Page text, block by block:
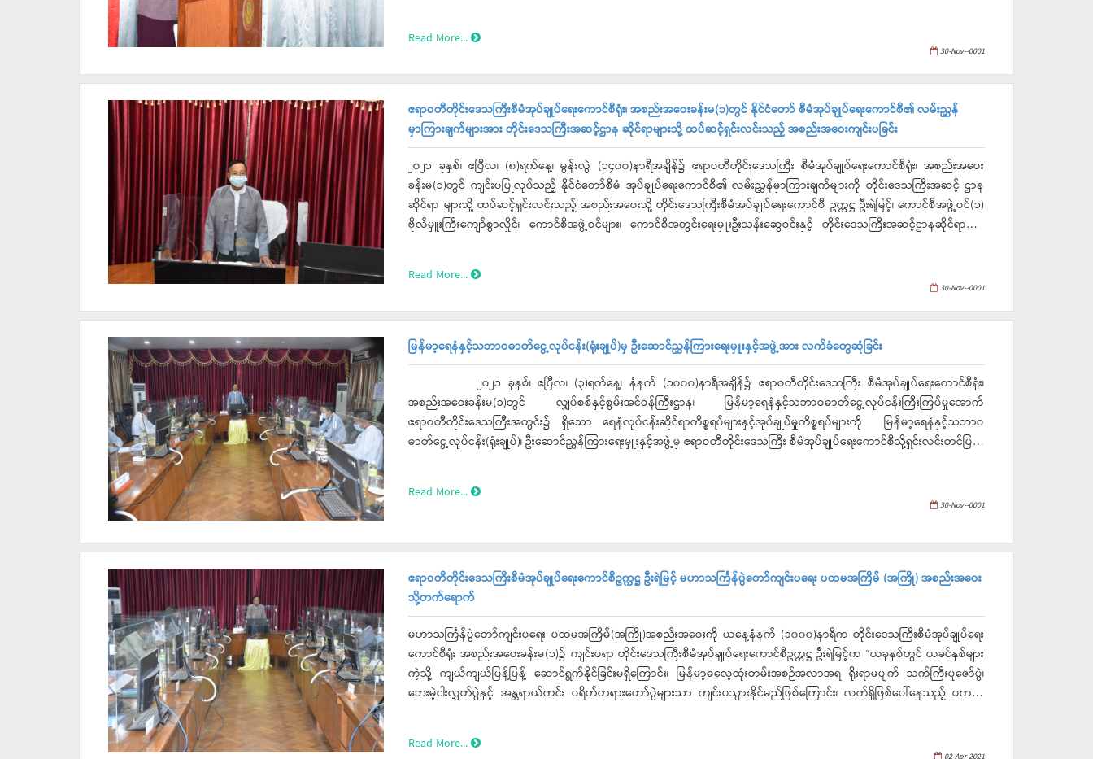
ကျန်းမာရေးဝန်ထမ်းများထံသို့ ပေးအပ်ခဲ့ပါသည်။ ကျန်းမာရေးဝန်ထမ်း(၂၀၅)ဦးအား (၁)ဦးလျှင် ငွေကျပ်(၁၅၈၀ဝိ/-) တန်ဖိုးရှိ
ထောင်ကျပ်)ဖြစ်ကြောင်း သတင်းရရှိပါသည်။
Read More...
30-Nov--0001
ဧရာဝတီတိုင်းဒေသကြီးစီမံအုပ်ချုပ်ရေးကောင်စီရုံး၊ အစည်းအဝေးခန်းမ(၁)တွင် နိုင်ငံတော် စီမံအုပ်ချုပ်ရေးကောင်စီ၏ လမ်းညွှန်
မှာကြားချက်များအား တိုင်းဒေသကြီးအဆင့်ဌာန ဆိုင်ရာများသို့ ထပ်ဆင့်ရှင်းလင်းသည့် အစည်းအဝေးကျင်းပခြင်း
၂၀၂၁ ခုနှစ်၊ ဧပြီလ၊ (၈)ရက်နေ့၊ မွန်းလွဲ (၁၄၀၀)နာရီအချိန်၌ ဧရာဝတီတိုင်းဒေသကြီး စီမံအုပ်ချုပ်ရေးကောင်စီရုံး၊ အစည်းအဝေး
ခန်းမ(၁)တွင် ကျင်းပပြုလုပ်သည့် နိုင်ငံတော်စီမံ အုပ်ချုပ်ရေးကောင်စီ၏ လမ်းညွှန်မှာကြားချက်များကို တိုင်းဒေသကြီးအဆင့် ဌာန
ဆိုင်ရာ များသို့ ထပ်ဆင့်ရှင်းလင်းသည့် အစည်းအဝေးသို့ တိုင်းဒေသကြီးစီမံအုပ်ချုပ်ရေးကောင်စီ ဥက္ကဋ္ဌ ဦးရဲမြင့်၊ ကောင်စီအဖွဲ့ဝင်(၁)
ဗိုလ်မှူးကြီးကျော်စွာလှိုင်၊ ကောင်စီအဖွဲ့ဝင်များ၊ ကောင်စီအတွင်းရေးမှူးဦးသန်းဆွေဝင်းနှင့် တိုင်းဒေသကြီးအဆင့်ဌာနဆိုင်ရာများ
ဆင့်ဌာဆိုင်ရာများမှ မိမိတို့ ဌာနအလိုက် လုပ်ငန်းဆောင်ရွက်ထားရှိမှု အခြေအနေများအား ပြန်လည်ရှင်းလင်းတင်ပြခဲ့ရာ တိုင်းဒေသ
Read More...
30-Nov--0001
မြန်မာ့ရေနံနှင့်သဘာဝဓာတ်ငွေ့လုပ်ငန်း(ရုံးချုပ်)မှ ဦးဆောင်ညွှန်ကြားရေးမှူးနှင့်အဖွဲ့အား လက်ခံတွေဆုံခြင်း
၂၀၂၁ ခုနှစ်၊ ဧပြီလ၊ (၃)ရက်နေ့၊ နံနက် (၁၀၀၀)နာရီအချိန်၌ ဧရာဝတီတိုင်းဒေသကြီး စီမံအုပ်ချုပ်ရေးကောင်စီရုံး၊
အစည်းအဝေးခန်းမ(၁)တွင် လျှပ်စစ်နှင့်စွမ်းအင်ဝန်ကြီးဌာန၊ မြန်မာ့ရေနံနှင့်သဘာဝဓာတ်ငွေ့လုပ်ငန်းကြီးကြပ်မှုအောက်
ဧရာဝတီတိုင်းဒေသကြီးအတွင်း၌ ရှိသော ရေနံလုပ်ငန်းဆိုင်ရာကိစ္စရပ်များနှင့်အုပ်ချုပ်မှုကိစ္စရပ်များကို မြန်မာ့ရေနံနှင့်သဘာဝ
ဓာတ်ငွေ့လုပ်ငန်း(ရုံးချုပ်)၊ ဦးဆောင်ညွှန်ကြားရေးမှူးနှင့်အဖွဲ့မှ ဧရာဝတီတိုင်းဒေသကြီး စီမံအုပ်ချုပ်ရေးကောင်စီသို့ရှင်းလင်းတင်ပြသ
Read More...
30-Nov--0001
ဧရာဝတီတိုင်းဒေသကြီးစီမံအုပ်ချုပ်ရေးကောင်စီဥက္ကဋ္ဌ ဦးရဲမြင့် မဟာသင်္ကြန်ပွဲတော်ကျင်းပရေး ပထမအကြိမ် (အကြို) အစည်းအဝေး
သို့တက်ရောက်
မဟာသင်္ကြန်ပွဲတော်ကျင်းပရေး ပထမအကြိမ်(အကြို)အစည်းအဝေးကို ယနေ့နံနက် (၁၀၀၀)နာရီက တိုင်းဒေသကြီးစီမံအုပ်ချုပ်ရေး
ကောင်စီရုံး အစည်းအဝေးခန်းမ(၁)၌ ကျင်းပရာ တိုင်းဒေသကြီးစီမံအုပ်ချုပ်ရေးကောင်စီဥက္ကဋ္ဌ ဦးရဲမြင့်က “ယခုနှစ်တွင် ယခင်နှစ်များ
ကဲ့သို့ ကျယ်ကျယ်ပြန့်ပြန့် ဆောင်ရွက်နိုင်ခြင်းမရှိကြောင်း၊ မြန်မာ့ဓလေ့ထုံးတမ်းအစဉ်အလာအရ ရိုးရာမပျက် သက်ကြီးပူဇော်ပွဲ၊
ဘေးမဲ့ငါးလွှတ်ပွဲနှင့် အန္တရာယ်ကင်း ပရိတ်တရားတော်ပွဲများသာ ကျင်းပသွားနိုင်မည်ဖြစ်ကြောင်း၊ လက်ရှိဖြစ်ပေါ်နေသည့် ပကတိ
ကြားပြီး အဖွဲ့ဝင်(၁) ဗိုလ်မှူးကြီးကျော်စွာလှိုင်က “ကိုဗစ်-၁၉ရောဂါကာကွယ်ထိန်းချုပ် တားဆီးရေးဆိုင်ရာ ညွှန်ကြားချက်များနှင့်
Read More...